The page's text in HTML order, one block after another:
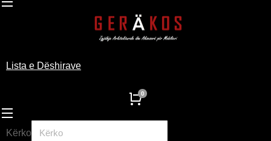
Lista e Dëshirave
Kërko